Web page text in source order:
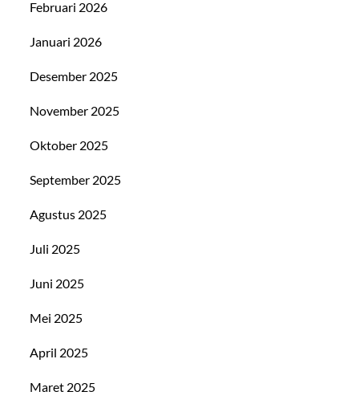
Februari 2026
Januari 2026
Desember 2025
November 2025
Oktober 2025
September 2025
Agustus 2025
Juli 2025
Juni 2025
Mei 2025
April 2025
Maret 2025